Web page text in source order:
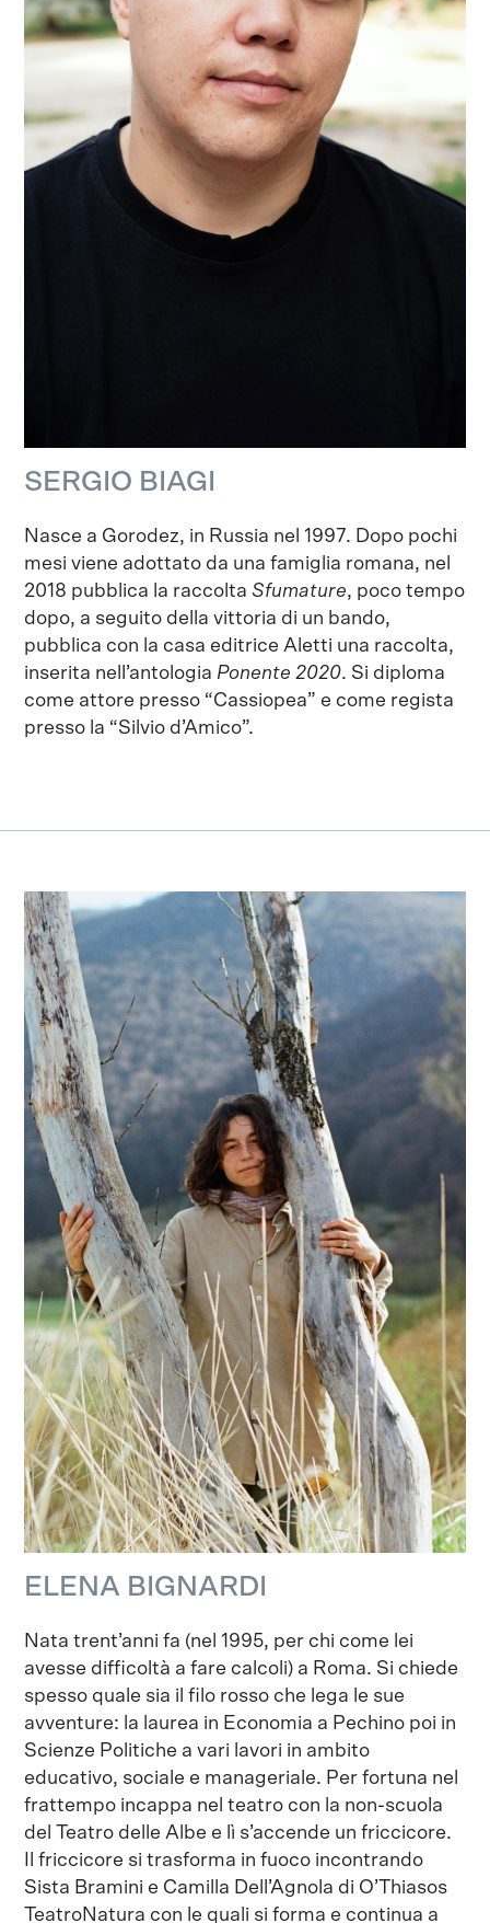
SERGIO BIAGI
Nasce a Gorodez, in Russia nel 1997. Dopo pochi
mesi viene adottato da una famiglia romana, nel
2018 pubblica la raccoltaSfumature, poco tempo
dopo, a seguito della vittoria di un bando,
pubblica con la casa editrice Aletti una raccolta,
inserita nell’antologia Ponente 2020. Si diploma
come attore presso “Cassiopea” e come regista
presso la “Silvio d’Amico”.
ELENA BIGNARDI
Nata trent’anni fa (nel 1995, per chi come lei
avesse difficoltà a fare calcoli) a Roma. Si chiede
spesso quale sia il filo rosso che lega le sue
avventure: la laurea in Economia a Pechino poi in
Scienze Politiche a vari lavori in ambito
educativo, sociale e manageriale. Per fortuna nel
frattempo incappa nel teatro con la non-scuola
del Teatro delle Albe e lì s’accende un friccicore.
Il friccicore si trasforma in fuoco incontrando
Sista Bramini e Camilla Dell’Agnola di O’Thiasos
TeatroNatura con le quali si forma e continua a